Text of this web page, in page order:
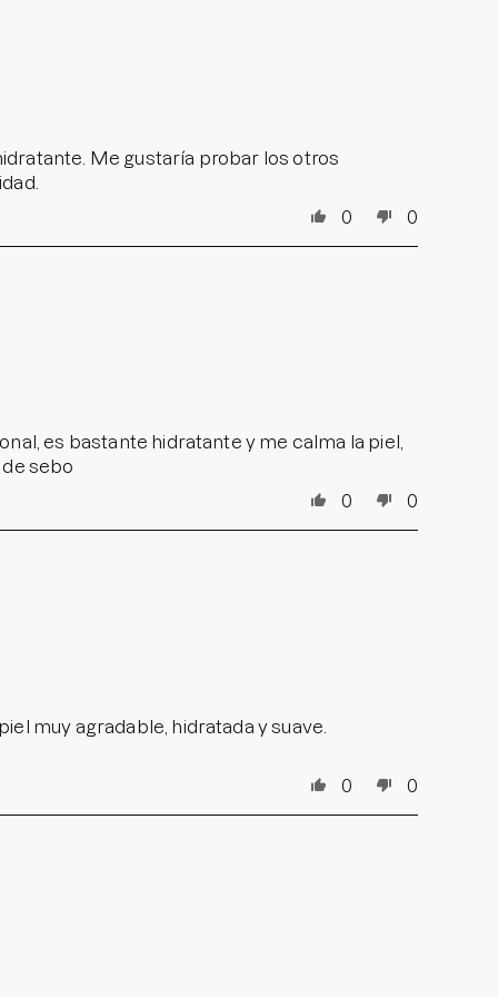
Me gustaría probar los otros
0
0
es bastante hidratante y me calma la piel,
sebo
0
0
muy agradable, hidratada y suave.
0 0